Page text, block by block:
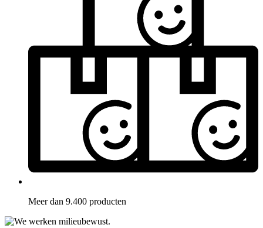
Meer dan 9.400 producten